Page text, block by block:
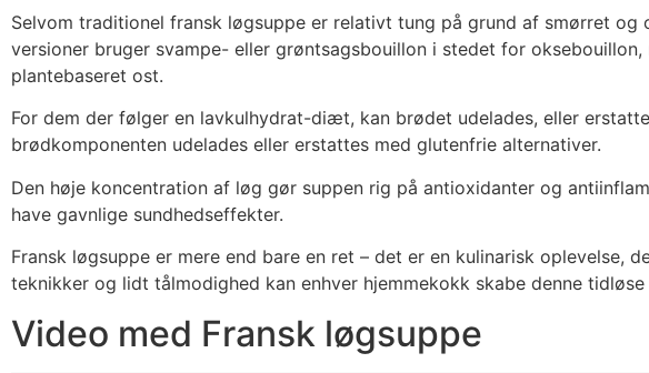
Selvom traditionel fransk løgsuppe er relativt tung på grund af smørret
versioner bruger svampe- eller grøntsagsbouillon i stedet for
plantebaseret ost.
For dem der følger en lavkulhydrat-diæt, kan brødet udelades, eller
brødkomponenten udelades eller erstattes med glutenfrie alternativer.
Den høje koncentration af løg gør suppen rig på antioxidanter og
have gavnlige sundhedseffekter.
Fransk løgsuppe er mere end bare en ret – det er en kulinarisk
teknikker og lidt tålmodighed kan enhver hjemmekokk skabe denne
Video med Fransk løgsuppe